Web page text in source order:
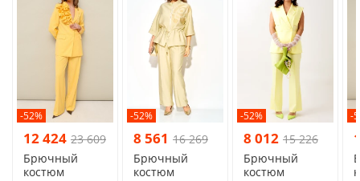
-52%
12 424 23 609
Брючный
костюм
-52%
8 561 16 269
Брючный
костюм
-52%
8 012 15 226
Брючный
костюм
-